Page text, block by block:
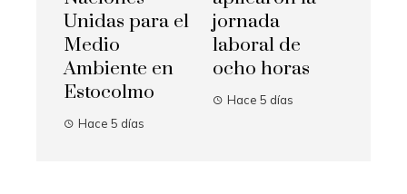
Unidas para el
Medio
Ambiente en
Estocolmo
Hace 5 días
jornada
laboral de
ocho horas
Hace 5 días